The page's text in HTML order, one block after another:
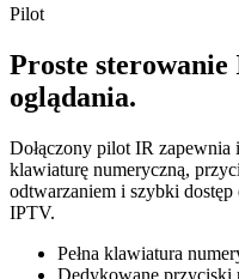
Pilot
Proste sterowanie
oglądania.
Dołączony pilot IR zapewnia
klawiaturę numeryczną,
odtwarzaniem i szybki
IPTV.
Pełna klawiatura
Dedykowane przyciski